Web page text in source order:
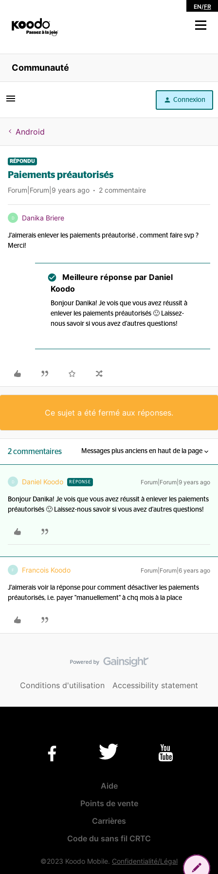
EN/FR
Magasiner
Libre service
Aide
Communauté
Connexion
Android
RÉPONDU
Paiements préautorisés
Forum|Forum|9 years ago 2 commentaire
D Danika Briere
J'aimerais enlever les paiements préautorisé , comment faire svp ?
Merci!
Meilleure réponse par Daniel
Koodo
Bonjour Danika! Je vois que vous avez réussit à
enlever les paiements préautorisés 🙂 Laissez-
nous savoir si vous avez d'autres questions!
Ce sujet a été fermé aux réponses.
2 commentaires Messages plus anciens en haut de la page
D Daniel Koodo RÉPONSE Forum|Forum|9 years ago
Bonjour Danika! Je vois que vous avez réussit à enlever les paiements
préautorisés 🙂 Laissez-nous savoir si vous avez d'autres questions!
F Francois Koodo Forum|Forum|6 years ago
J'aimerais voir la réponse pour comment désactiver les paiements
préautorisés, i.e. payer "manuellement" à chq mois à la place
Conditions d'utilisation Accessibility statement
Aide
Points de vente
Carrières
Code du sans fil CRTC
©2023 Koodo Mobile. Confidentialité/Légal